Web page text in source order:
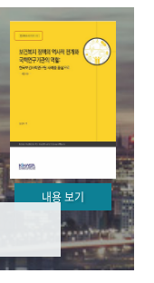
내용 보기